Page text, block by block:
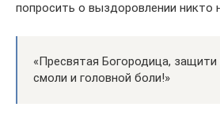
попросить о выздоровлении никто
«Пресвятая Богородица, защити
смоли и головной боли!»